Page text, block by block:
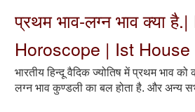
प्रथम भाव-लग्न भाव क्या
Horoscope | Ist
भारतीय हिन्दू वैदिक ज्योतिष में प्रथम भाव
लग्न भाव कुण्डली का बल होता है. और अन्य